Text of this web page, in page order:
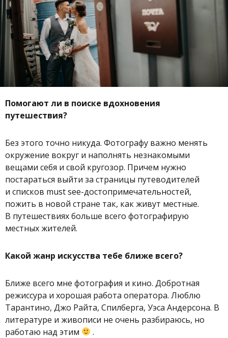
Помогают ли в поиске вдохновения
путешествия?
Без этого точно никуда. Фотографу важно менять
окружение вокруг и наполнять незнакомыми
вещами себя и свой кругозор. Причем нужно
постараться выйти за страницы путеводителей
и списков must see-достопримечательностей,
пожить в новой стране так, как живут местные.
В путешествиях больше всего фотографирую
местных жителей.
Какой жанр искусства тебе ближе всего?
Ближе всего мне фотография и кино. Добротная
режиссура и хорошая работа оператора. Люблю
Тарантино, Джо Райта, Спилберга, Уэса Андерсона. В
литературе и живописи не очень разбираюсь, но
работаю над этим
.